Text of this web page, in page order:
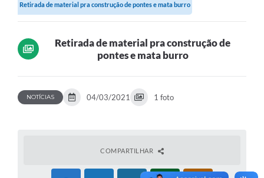
Retirada de material pra construção de pontes e mata burro
Retirada de material pra construção de
pontes e mata burro
NOTÍCIAS 04/03/2021 1 foto
COMPARTILHAR